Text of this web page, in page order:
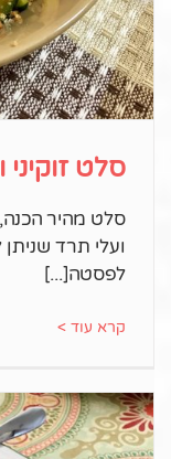
סלט
סלט מהיר הכנה,
ועלי תרד
לפסטה
קרא עוד >